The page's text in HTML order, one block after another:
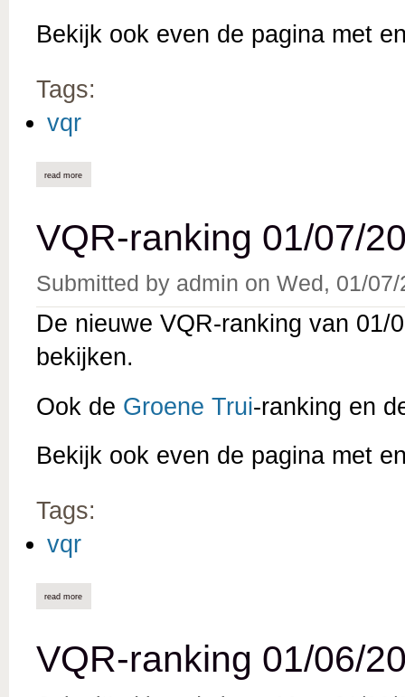
Bekijk ook even de pagina met
Tags:
vqr
read more
VQR-ranking 01/07/
Submitted by admin on Wed, 01/
De nieuwe VQR-ranking van
bekijken.
Ook de Groene Trui-ranking en
Bekijk ook even de pagina met
Tags:
vqr
read more
VQR-ranking 01/06/